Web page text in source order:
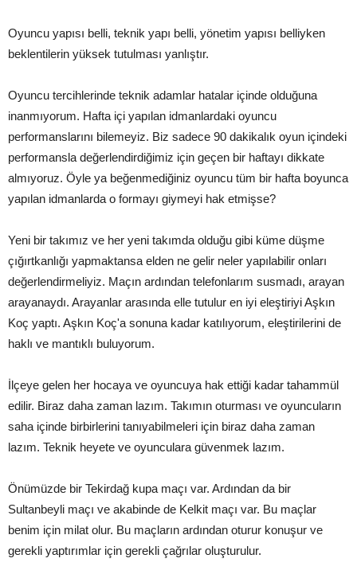
Oyuncu yapısı belli, teknik yapı belli, yönetim yapısı belliyken
beklentilerin yüksek tutulması yanlıştır.
Oyuncu tercihlerinde teknik adamlar hatalar içinde olduğuna
inanmıyorum. Hafta içi yapılan idmanlardaki oyuncu
performanslarını bilemeyiz. Biz sadece 90 dakikalık oyun içindeki
performansla değerlendirdiğimiz için geçen bir haftayı dikkate
almıyoruz. Öyle ya beğenmediğiniz oyuncu tüm bir hafta boyunca
yapılan idmanlarda o formayı giymeyi hak etmişse?
Yeni bir takımız ve her yeni takımda olduğu gibi küme düşme
çığırtkanlığı yapmaktansa elden ne gelir neler yapılabilir onları
değerlendirmeliyiz. Maçın ardından telefonlarım susmadı, arayan
arayanaydı. Arayanlar arasında elle tutulur en iyi eleştiriyi Aşkın
Koç yaptı. Aşkın Koç'a sonuna kadar katılıyorum, eleştirilerini de
haklı ve mantıklı buluyorum.
İlçeye gelen her hocaya ve oyuncuya hak ettiği kadar tahammül
edilir. Biraz daha zaman lazım. Takımın oturması ve oyuncuların
saha içinde birbirlerini tanıyabilmeleri için biraz daha zaman
lazım. Teknik heyete ve oyunculara güvenmek lazım.
Önümüzde bir Tekirdağ kupa maçı var. Ardından da bir
Sultanbeyli maçı ve akabinde de Kelkit maçı var. Bu maçlar
benim için milat olur. Bu maçların ardından oturur konuşur ve
gerekli yaptırımlar için gerekli çağrılar oluşturulur.